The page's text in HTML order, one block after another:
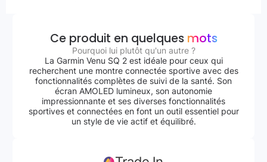
Ce produit en quelques mots
Pourquoi lui plutôt qu'un autre ?
La Garmin Venu SQ 2 est idéale pour ceux qui
recherchent une montre connectée sportive avec des
fonctionnalités complètes de suivi de la santé. Son
écran AMOLED lumineux, son autonomie
impressionnante et ses diverses fonctionnalités
sportives et connectées en font un outil essentiel pour
un style de vie actif et équilibré.